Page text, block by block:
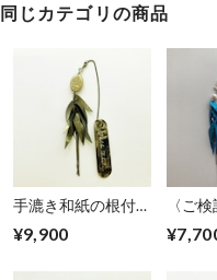
同じカテゴリの商品
手漉き和紙の根付
¥9,900
〈ご
ブルー